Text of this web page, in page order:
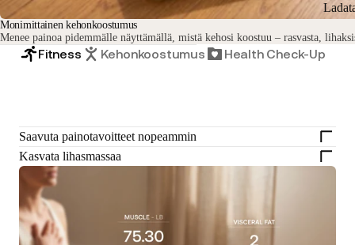
Monimittainen kehonkoostumus
Menee painoa pidemmälle näyttämällä, mistä kehosi koostuu – rasvasta,
Fitness Kehonkoostumus Health Check-Up
Saavuta painotavoitteet nopeammin
Kasvata lihasmassaa